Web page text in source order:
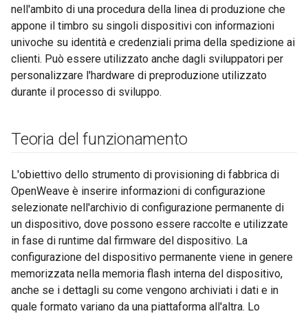
nell'ambito di una procedura della linea di produzione che
appone il timbro su singoli dispositivi con informazioni
univoche su identità e credenziali prima della spedizione ai
clienti. Può essere utilizzato anche dagli sviluppatori per
personalizzare l'hardware di preproduzione utilizzato
durante il processo di sviluppo.
Teoria del funzionamento
L'obiettivo dello strumento di provisioning di fabbrica di
OpenWeave è inserire informazioni di configurazione
selezionate nell'archivio di configurazione permanente di
un dispositivo, dove possono essere raccolte e utilizzate
in fase di runtime dal firmware del dispositivo. La
configurazione del dispositivo permanente viene in genere
memorizzata nella memoria flash interna del dispositivo,
anche se i dettagli su come vengono archiviati i dati e in
quale formato variano da una piattaforma all'altra. Lo